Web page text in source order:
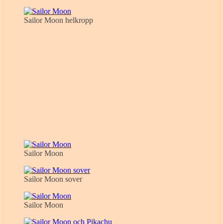
Sailor Moon helkropp
Sailor Moon
Sailor Moon sover
Sailor Moon